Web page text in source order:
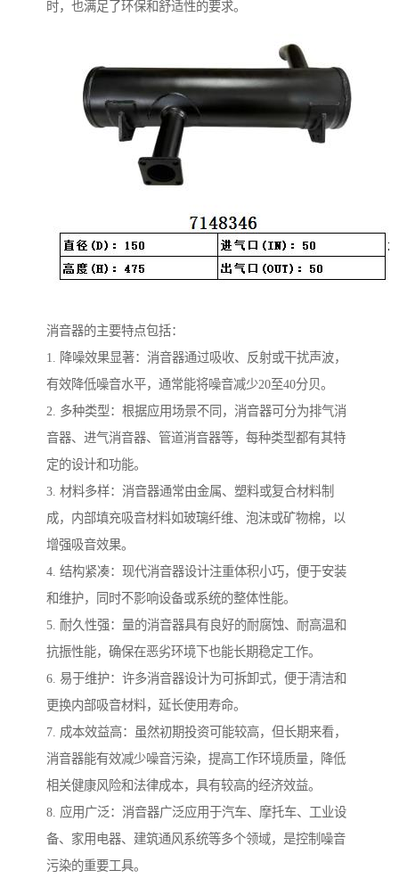
时，也满足了环保和舒适性的要求。
消音器的主要特点包括：
1. 降噪效果显著：消音器通过吸收、反射或干扰声波，
有效降低噪音水平，通常能将噪音减少20至40分贝。
2. 多种类型：根据应用场景不同，消音器可分为排气消
音器、进气消音器、管道消音器等，每种类型都有其特
定的设计和功能。
3. 材料多样：消音器通常由金属、塑料或复合材料制
成，内部填充吸音材料如玻璃纤维、泡沫或矿物棉，以
增强吸音效果。
4. 结构紧凑：现代消音器设计注重体积小巧，便于安装
和维护，同时不影响设备或系统的整体性能。
5. 耐久性强：量的消音器具有良好的耐腐蚀、耐高温和
抗振性能，确保在恶劣环境下也能长期稳定工作。
6. 易于维护：许多消音器设计为可拆卸式，便于清洁和
更换内部吸音材料，延长使用寿命。
7. 成本效益高：虽然初期投资可能较高，但长期来看，
消音器能有效减少噪音污染，提高工作环境质量，降低
相关健康风险和法律成本，具有较高的经济效益。
8. 应用广泛：消音器广泛应用于汽车、摩托车、工业设
备、家用电器、建筑通风系统等多个领域，是控制噪音
污染的重要工具。